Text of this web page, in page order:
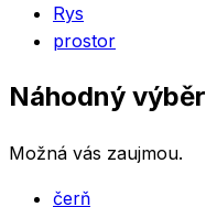
Rys
prostor
Náhodný výběr
Možná vás zaujmou.
čerň